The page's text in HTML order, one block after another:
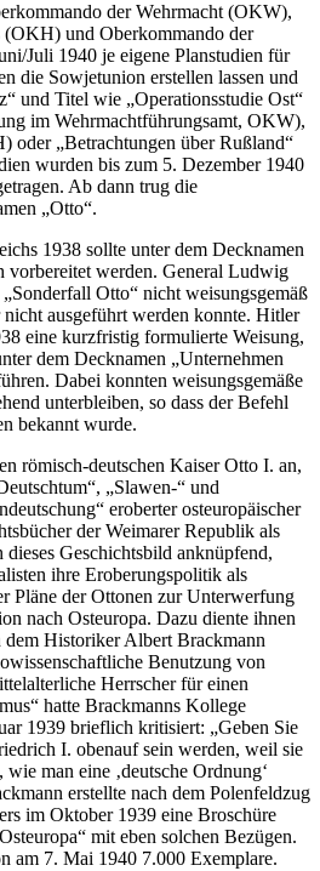
der Wehrmacht (OKW),
(OKH) und Oberkommando der
Juli 1940 je eigene Planstudien für
die Sowjetunion erstellen lassen und
und Titel wie
Operationsstudie Ost
im Wehrmachtführungsamt, OKW),
oder Betrachtungen über Rußland
wurden bis zum 5. Dezember 1940
Ab dann trug die
Otto .
1938 sollte unter dem Decknamen
vorbereitet werden. General Ludwig
Sonderfall Otto
nicht weisungsgemäß
nicht ausgeführt werden konnte. Hitler
eine kurzfristig formulierte Weisung,
dem Decknamen
Unternehmen
Dabei konnten weisungsgemäße
unterbleiben, so dass der Befehl
bekannt wurde.
römisch-deutschen Kaiser Otto I. an,
, Slawen-
und
eroberter osteuropäischer
der Weimarer Republik als
Geschichtsbild anknüpfend,
ihre Eroberungspolitik als
Pläne der Ottonen zur Unterwerfung
nach Osteuropa. Dazu diente ihnen
dem Historiker Albert Brackmann
Benutzung von
Herrscher für einen
hatte Brackmanns Kollege
1939 brieflich kritisiert:
Geben Sie
I. obenauf sein werden, weil sie
man eine ‚deutsche Ordnung‘
erstellte nach dem Polenfeldzug
im Oktober 1939 eine Broschüre
mit eben solchen Bezügen.
am 7. Mai 1940 7.000 Exemplare.